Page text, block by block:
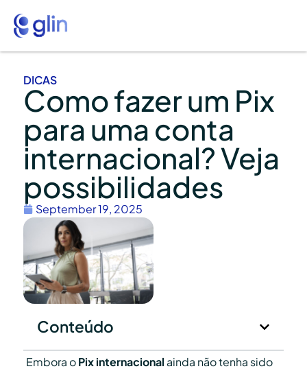
DICAS
Como fazer um Pix
para uma conta
internacional? Veja
possibilidades
September 19, 2025
Conteúdo
Embora oPix internacional ainda não tenha sido